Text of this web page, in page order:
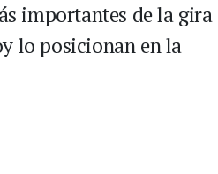
importantes de la gira
lo posicionan en la